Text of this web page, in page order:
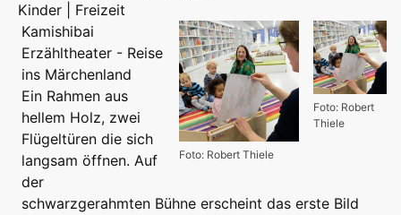
Kinder | Freizeit
Foto: Robert
Thiele
Foto: Robert Thiele
Kamishibai
Erzähltheater - Reise
ins Märchenland
Ein Rahmen aus
hellem Holz, zwei
Flügeltüren die sich
langsam öffnen. Auf
der
schwarzgerahmten Bühne erscheint das erste Bild